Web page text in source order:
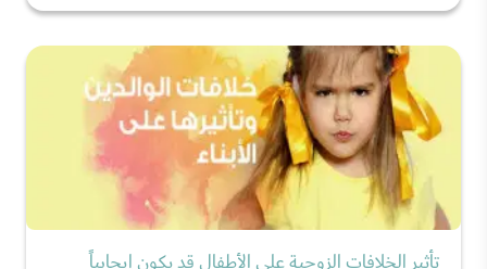
تأثير الخلافات الزوجية على الأطفال قد يكون إيجابياً